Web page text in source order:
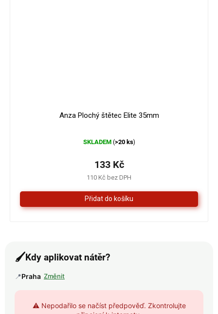
Anza Plochý štětec Elite 35mm
hodnocení
je
5,0
z
5
hvězdiček.
SKLADEM (>20 ks)
110 Kč bez DPH
133 Kč
🖌️Kdy aplikovat nátěr?
📍Praha Změnit
⚠️ Nepodařilo se načíst předpověď. Zkontrolujte